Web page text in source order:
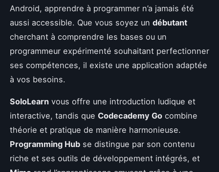
Android, apprendre à programmer n’a jamais été
aussi accessible. Que vous soyez un débutant
cherchant à comprendre les bases ou un
programmeur expérimenté souhaitant perfectionner
ses compétences, il existe une application adaptée
à vos besoins.
SoloLearn vous offre une introduction ludique et
interactive, tandis que Codecademy Go combine
théorie et pratique de manière harmonieuse.
Programming Hub se distingue par son contenu
riche et ses outils de développement intégrés, et